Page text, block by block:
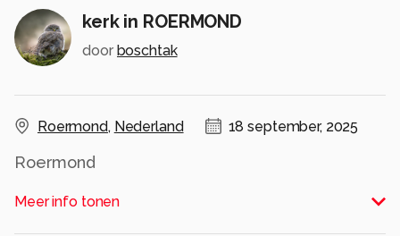
kerk in ROERMOND
door boschtak
Roermond, Nederland 18 september, 2025
Roermond
Alle rechten voorbehouden
Meer info tonen